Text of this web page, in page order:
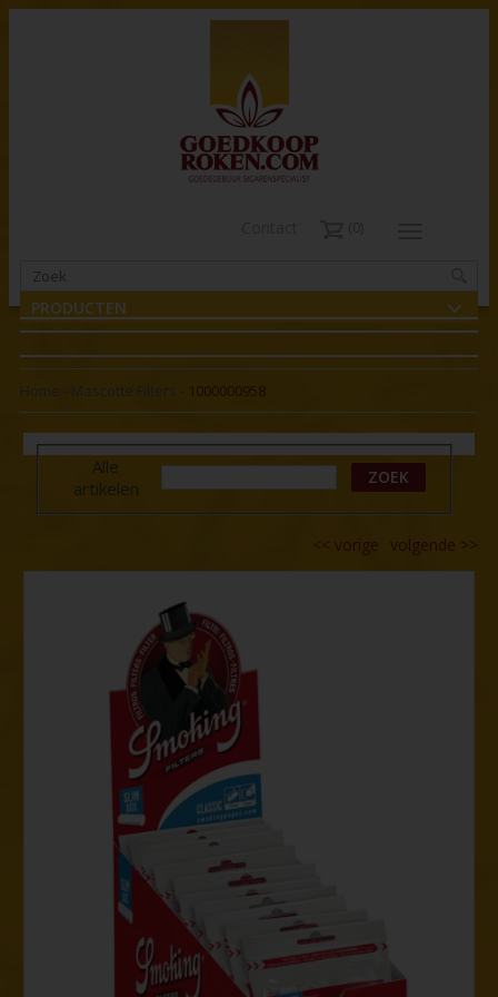
PRODUCTEN
1000000958
Alle
artikelen
ZOEK
volgende >>
<< vorige